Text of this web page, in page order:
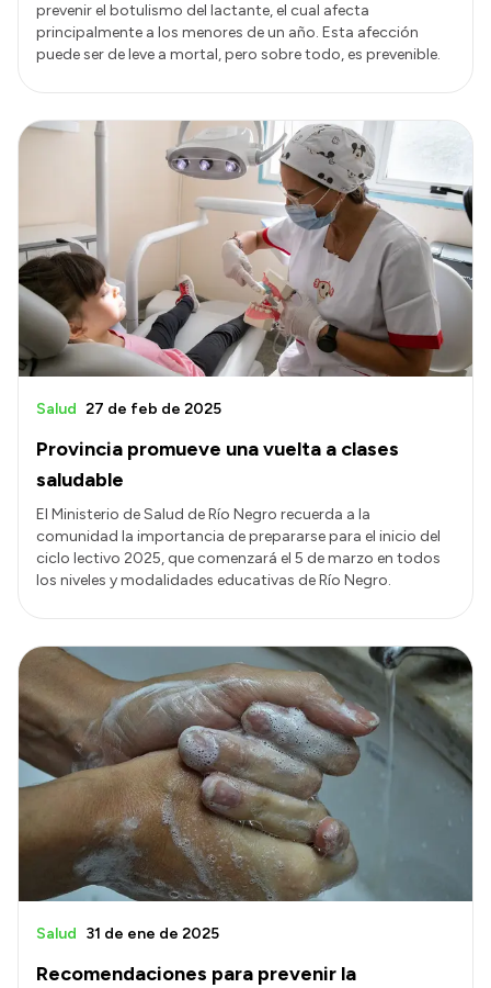
Boletín Oficial
Compras y licitaciones
Consulta de pago a proveedores
Login
prevenir el botulismo del lactante, el cual afecta
principalmente a los menores de un año. Esta afección
puede ser de leve a mortal, pero sobre todo, es prevenible.
Provincia promueve una vuelta a clases
saludable
Salud 27 de feb de 2025
El Ministerio de Salud de Río Negro recuerda a la
comunidad la importancia de prepararse para el inicio del
ciclo lectivo 2025, que comenzará el 5 de marzo en todos
los niveles y modalidades educativas de Río Negro.
Recomendaciones para prevenir la
Salud 31 de ene de 2025